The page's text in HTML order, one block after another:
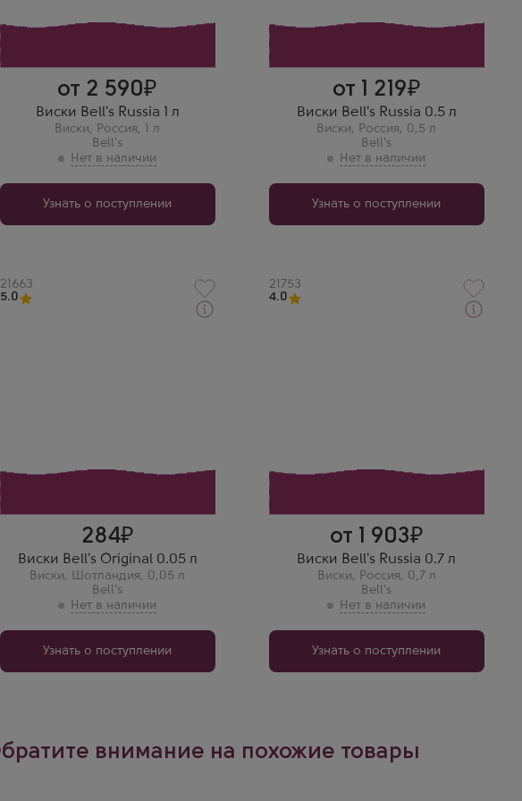
от 2 590
Виски Bell's Russia 1 л
Виски, Россия, 1 л
Bell's
Узнать о поступлении
от 1 219
Виски Bell's Russia 0.5 л
Виски, Россия, 0,5 л
Bell's
разных сортов. Его богатство
всем своим друзьям!
Узнать о поступлении
Артикул
21663
5.0
284
Виски Bell's Original 0.05 л
Виски, Шотландия, 0,05 л
Bell's
- настоящая находка!
насладиться каждым
глотком, рекомендую!
Узнать о поступлении
Артикул
21753
4.0
от 1 903
Виски Bell's Russia 0.7 л
Виски, Россия, 0,7 л
Bell's
отличный выбор для тех, кто
недорогой, но при этом
вполне качественный.
Узнать о поступлении
внимание на похожие товары